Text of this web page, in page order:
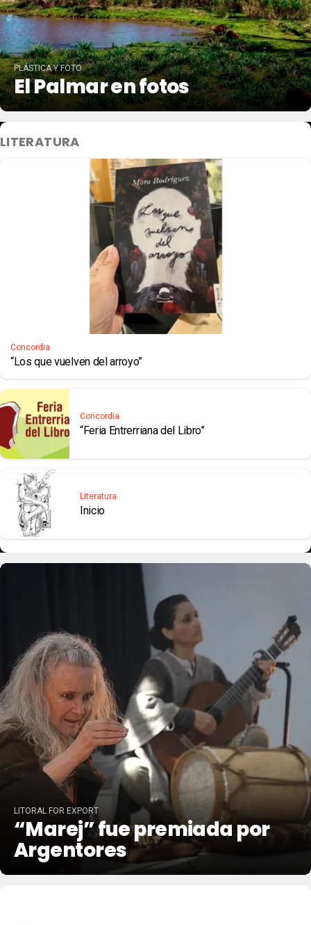
PLÁSTICA Y FOTO
El Palmar en fotos
LITERATURA
Concordia
“Los que vuelven del arroyo”
Concordia
“Feria Entrerriana del Libro”
Literatura
Inicio
LITORAL FOR EXPORT
“Marej” fue premiada por
Argentores